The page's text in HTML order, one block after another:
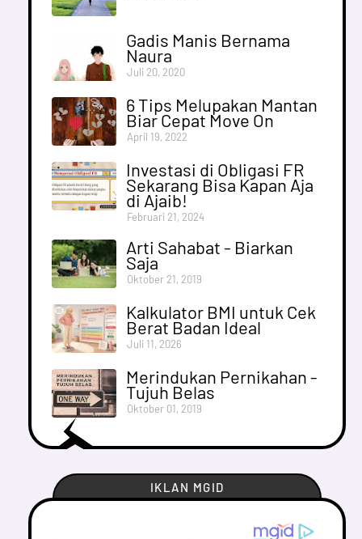
Gadis Manis Bernama
Naura
Juli 20, 2020
6 Tips Melupakan Mantan
Biar Cepat Move On
April 19, 2022
Investasi di Obligasi FR
Sekarang Bisa Kapan Aja
di Ajaib!
Februari 21, 2024
Arti Sahabat - Biarkan
Saja
Oktober 21, 2019
Kalkulator BMI untuk Cek
Berat Badan Ideal
Juli 11, 2026
Merindukan Pernikahan -
Tujuh Belas
Oktober 01, 2019
IKLAN MGID